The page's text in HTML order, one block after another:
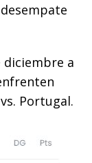
diciembre a
Portugal.